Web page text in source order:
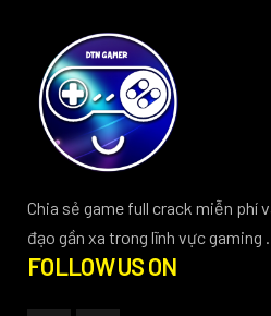
Chia sẻ game full crack miễn phí
đạo gần xa trong lĩnh vực gaming
FOLLOW US ON